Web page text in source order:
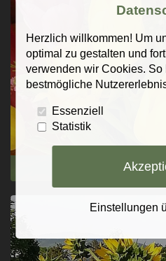
Herzlich willkommen! Um
optimal zu gestalten und
verwenden wir Cookies.
bestmögliche
Essenziell
Statistik
Einstellungen